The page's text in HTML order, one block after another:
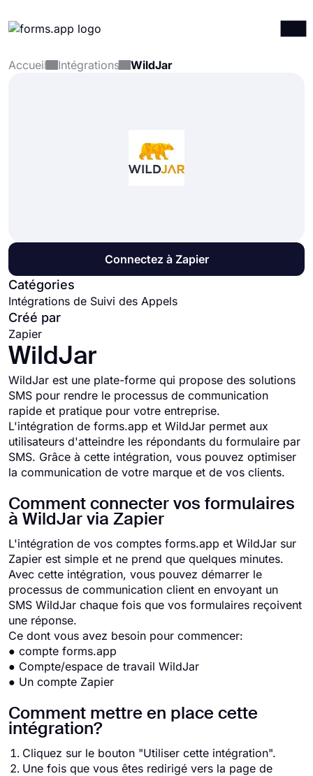
Produits
Accueil Intégrations WildJar
Connectez à Zapier
Catégories
Intégrations de Suivi des Appels
Créé par
Zapier
WildJar
WildJar est une plate-forme qui propose des solutions
SMS pour rendre le processus de communication
rapide et pratique pour votre entreprise.
L'intégration de forms.app et WildJar permet aux
utilisateurs d'atteindre les répondants du formulaire par
SMS. Grâce à cette intégration, vous pouvez optimiser
la communication de votre marque et de vos clients.
Comment connecter vos formulaires
à WildJar via Zapier
L'intégration de vos comptes forms.app et WildJar sur
Zapier est simple et ne prend que quelques minutes.
Avec cette intégration, vous pouvez démarrer le
processus de communication client en envoyant un
SMS WildJar chaque fois que vos formulaires reçoivent
une réponse.
Ce dont vous avez besoin pour commencer:
● compte forms.app
● Compte/espace de travail WildJar
● Un compte Zapier
Comment mettre en place cette
intégration?
Cliquez sur le bouton "Utiliser cette intégration".
Une fois que vous êtes redirigé vers la page de